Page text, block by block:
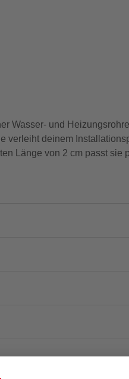
Wasser- und
verleiht deinem
Länge von 2 cm passt sie